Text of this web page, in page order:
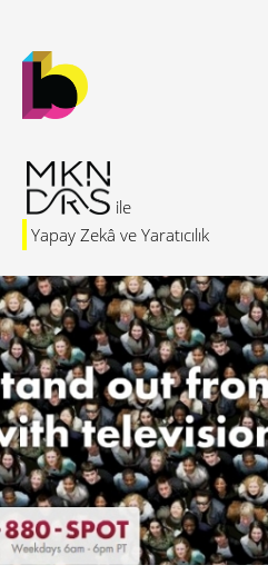
Yapay Zekâ ve Yaratıcılık